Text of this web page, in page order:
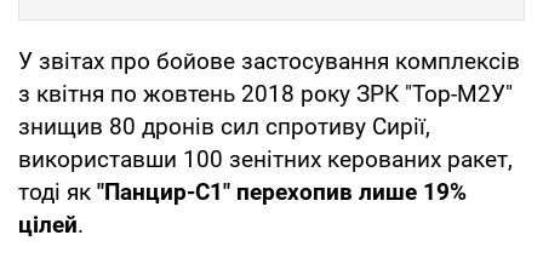
У звітах про бойове застосування комплексів
з квітня по жовтень 2018 року ЗРК "Тор-М2У"
знищив 80 дронів сил спротиву Сирії,
використавши 100 зенітних керованих ракет,
тоді як "Панцир-С1" перехопив лише 19%
цілей.